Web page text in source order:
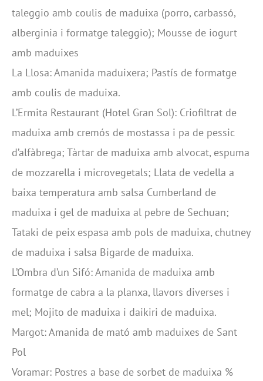
taleggio amb coulis de maduixa (porro, carbassó,
alberginia i formatge taleggio); Mousse de iogurt
amb maduixes
La Llosa: Amanida maduixera; Pastís de formatge
amb coulis de maduixa.
L’Ermita Restaurant (Hotel Gran Sol): Criofiltrat de
maduixa amb cremós de mostassa i pa de pessic
d’alfàbrega; Tàrtar de maduixa amb alvocat, espuma
de mozzarella i microvegetals; Llata de vedella a
baixa temperatura amb salsa Cumberland de
maduixa i gel de maduixa al pebre de Sechuan;
Tataki de peix espasa amb pols de maduixa, chutney
de maduixa i salsa Bigarde de maduixa.
L’Ombra d’un Sifó: Amanida de maduixa amb
formatge de cabra a la planxa, llavors diverses i
mel; Mojito de maduixa i daikiri de maduixa.
Margot: Amanida de mató amb maduixes de Sant
Pol
Voramar: Postres a base de sorbet de maduixa %